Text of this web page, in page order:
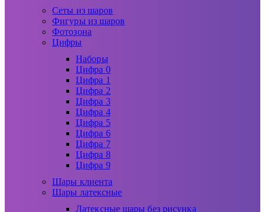
Сеты из шаров
Фигуры из шаров
Фотозона
Цифры
Наборы
Цифра 0
Цифра 1
Цифра 2
Цифра 3
Цифра 4
Цифра 5
Цифра 6
Цифра 7
Цифра 8
Цифра 9
Шары клиента
Шары латексные
Латексные шары без рисунка